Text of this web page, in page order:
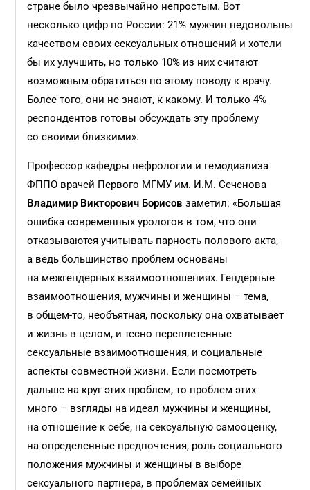
стране было чрезвычайно непростым. Вот
несколько цифр по России: 21% мужчин недовольны
качеством своих сексуальных отношений и хотели
бы их улучшить, но только 10% из них считают
возможным обратиться по этому поводу к врачу.
Более того, они не знают, к какому. И только 4%
респондентов готовы обсуждать эту проблему
со своими близкими».
Профессор кафедры нефрологии и гемодиализа
ФППО врачей Первого МГМУ им. И.М. Сеченова
Владимир Викторович Борисов заметил: «Большая
ошибка современных урологов в том, что они
отказываются учитывать парность полового акта,
а ведь большинство проблем основаны
на межгендерных взаимоотношениях. Гендерные
взаимоотношения, мужчины и женщины – тема,
в общем-то, необъятная, поскольку она охватывает
и жизнь в целом, и тесно переплетенные
сексуальные взаимоотношения, и социальные
аспекты совместной жизни. Если посмотреть
дальше на круг этих проблем, то проблем этих
много – взгляды на идеал мужчины и женщины,
на отношение к себе, на сексуальную самооценку,
на определенные предпочтения, роль социального
положения мужчины и женщины в выборе
сексуального партнера, в проблемах семейных